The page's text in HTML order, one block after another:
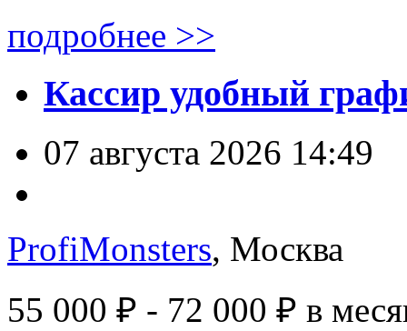
подробнее >>
Кассир удобный
07 августа 2026 14:49
ProfiMonsters, Москва
55 000 ₽ - 72 000 ₽ в